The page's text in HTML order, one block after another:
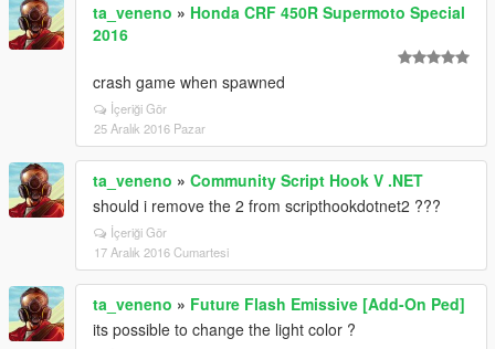
ta_veneno » Honda CRF 450R Supermoto Special
2016
crash game when spawned
İçeriği Gör
25 Aralık 2016 Pazar
ta_veneno » Community Script Hook V .NET
should i remove the 2 from scripthookdotnet2 ???
İçeriği Gör
17 Aralık 2016 Cumartesi
ta_veneno » Future Flash Emissive [Add-On Ped]
its possible to change the light color ?